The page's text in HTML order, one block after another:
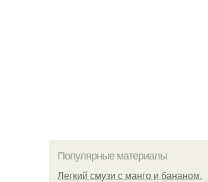
Популярные материалы
Легкий смузи с манго и бананом.